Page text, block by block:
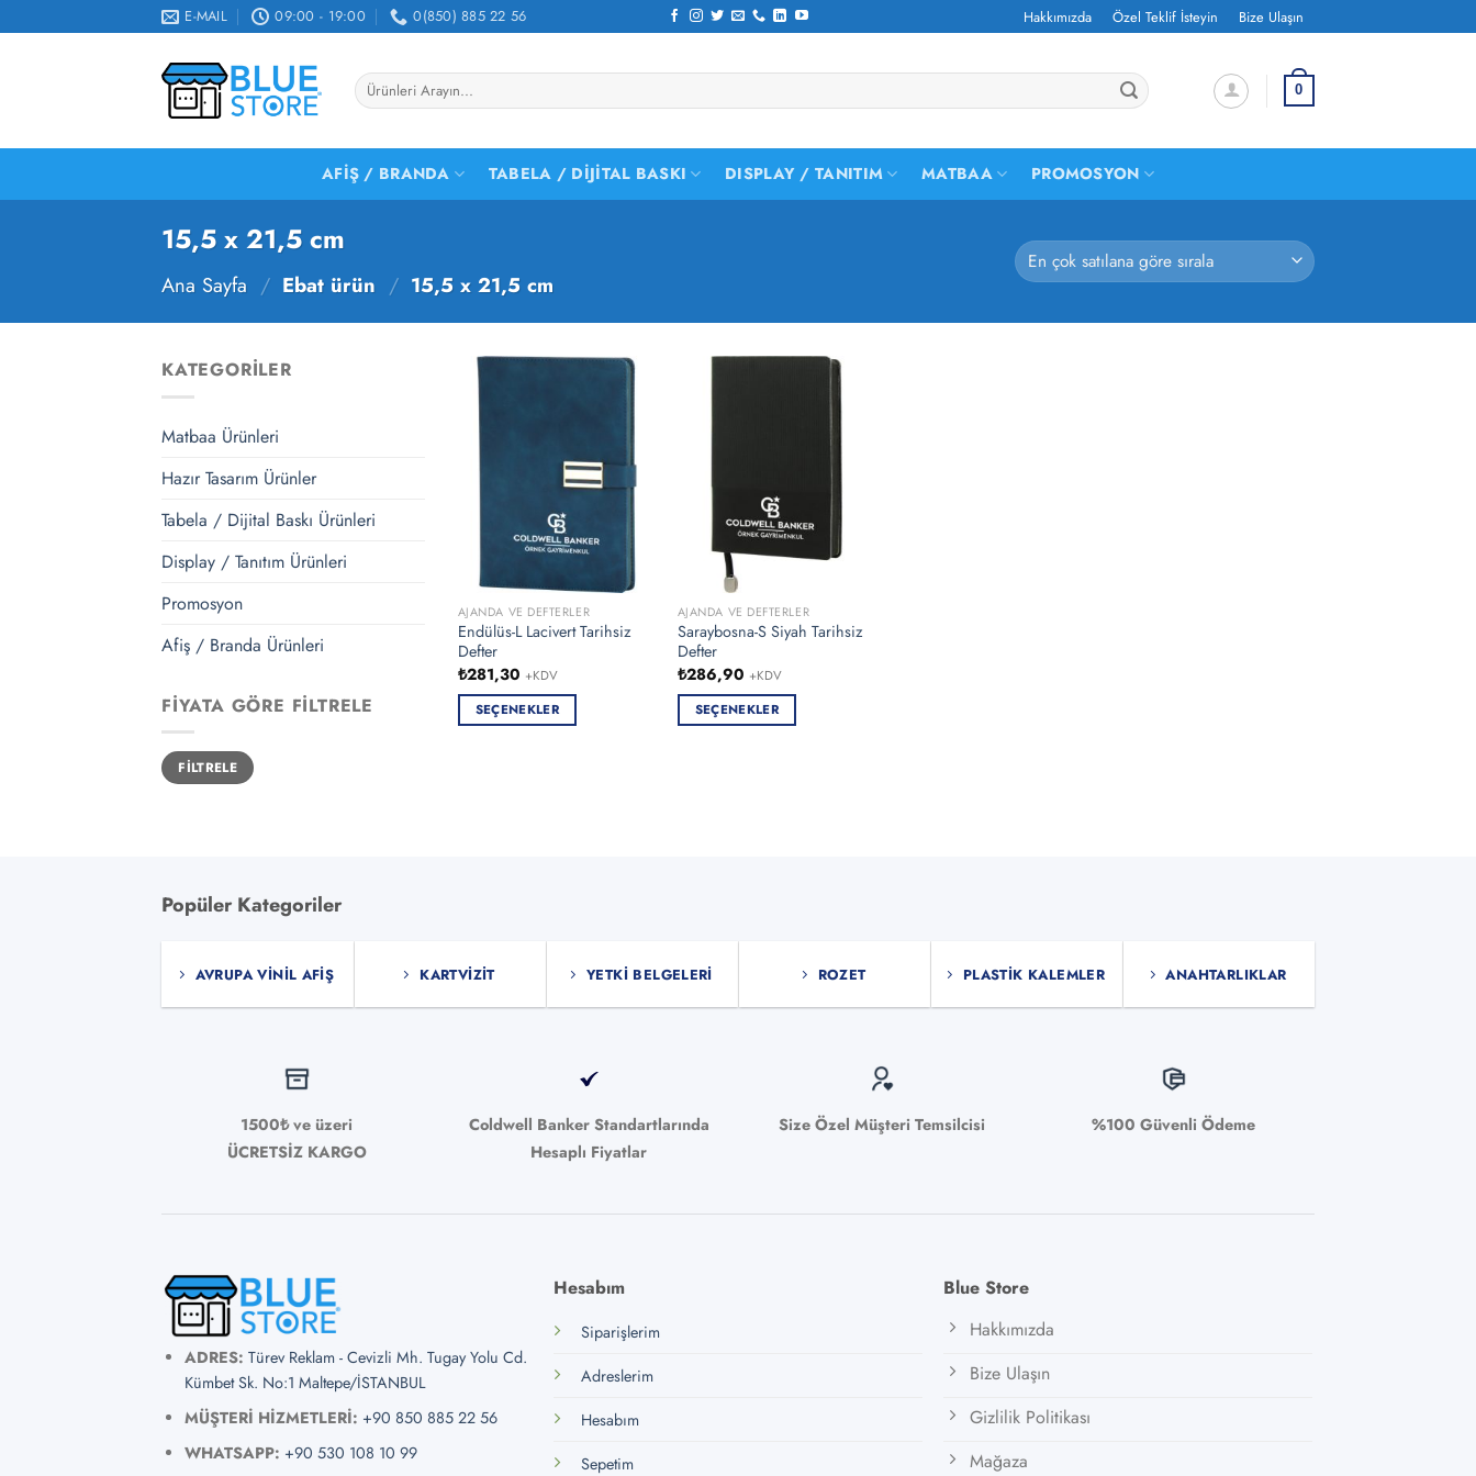
atla
E-MAIL 09:00 - 19:00 0(850) 885 22 56 Hakkımızda Özel Teklif İsteyin Bize Ulaşın
Ara: 0
AFIŞ / BRANDA TABELA / DIJITAL BASKI DISPLAY / TANITIM MATBAA PROMOSYON
15,5 x 21,5 cm
Ana Sayfa / Ebat ürün / 15,5 x 21,5 cm
KATEGORILER
Matbaa Ürünleri
Hazır Tasarım Ürünler
Tabela / Dijital Baskı Ürünleri
Display / Tanıtım Ürünleri
Promosyon
Afiş / Branda Ürünleri
FIYATA GÖRE FILTRELE
En
düşük
fiyat
En
yüksek
fiyat
FILTRELE
AJANDA VE DEFTERLER
Endülüs-L Lacivert Tarihsiz
Defter
₺281,30 +KDV
SEÇENEKLER
seçilebilir
AJANDA VE DEFTERLER
Saraybosna-S Siyah Tarihsiz
Defter
₺286,90 +KDV
SEÇENEKLER
sayfasından
seçilebilir
Popüler Kategoriler
AVRUPA VINIL AFIŞ KARTVIZIT YETKI BELGELERI ROZET PLASTIK KALEMLER ANAHTARLIKLAR
1500₺ ve üzeri
ÜCRETSİZ KARGO
Coldwell Banker Standartlarında
Hesaplı Fiyatlar
Size Özel Müşteri Temsilcisi %100 Güvenli Ödeme
ADRES: Türev Reklam - Cevizli Mh. Tugay Yolu Cd.
Kümbet Sk. No:1 Maltepe/İSTANBUL
MÜŞTERİ HİZMETLERİ: +90 850 885 22 56
WHATSAPP: +90 530 108 10 99
Hesabım
Siparişlerim
Adreslerim
Hesabım
Sepetim
Blue Store
Hakkımızda
Bize Ulaşın
Gizlilik Politikası
Mağaza